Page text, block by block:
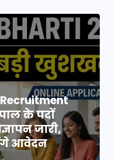
Recruitment
के पदों
जारी,
आवेदन